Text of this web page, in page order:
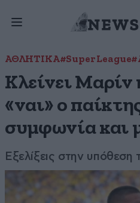
ΑΘΛΗΤΙΚΑ#Super League
Κλείνει Μαρίν
«ναι» ο
συμφωνία και
Εξελίξεις στην